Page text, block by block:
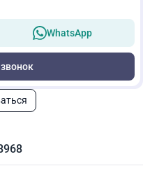
WhatsApp